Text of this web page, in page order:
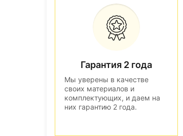
Гарантия 2 года
Мы уверены в качестве
своих материалов и
комплектующих, и даем на
них гарантию 2 года.